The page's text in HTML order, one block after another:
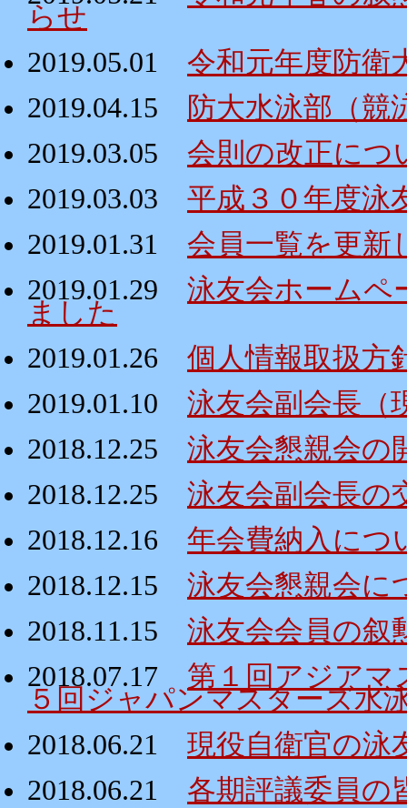
らせ
2019.05.01
令和元年度防衛
2019.04.15
防大水泳部（競
2019.03.05
会則の改正につ
2019.03.03
平成３０年度泳
2019.01.31
会員一覧を更新
2019.01.29
泳友会ホームペ
ました
2019.01.26
個人情報取扱方
2019.01.10
泳友会副会長（
2018.12.25
泳友会懇親会の
2018.12.25
泳友会副会長の
2018.12.16
年会費納入につ
2018.12.15
泳友会懇親会に
2018.11.15
泳友会会員の叙
2018.07.17
第１回アジア
５回ジャパンマスターズ水
2018.06.21
現役自衛官の泳
2018.06.21
各期評議委員の